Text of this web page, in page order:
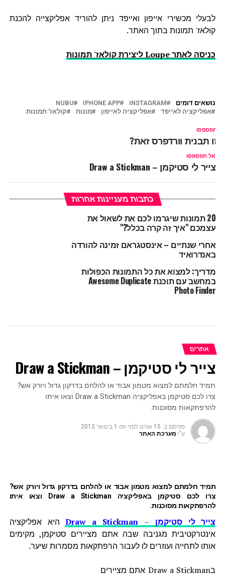
לבעלי מכשירי אייפון ואייפד ניתן להוריד אפליקצייה להכנת
קולאז' תמונות בתוך האתר.
כניסה לאתר Loupe ליצירת קולאז' תמונות
נושאים דומים INSTAGRAM
IPHONE APP
NUBU
אפליקציה לאייפד
אפליקציה לאייפון מונות קולאז' תמונות
תפספסו
תבנית וורדפרס זאת?
אל תפספסו
צייר לי סטיקמן – Draw a Stickman
כתבות מעניינות אחרות
20 תמונות שיגרמו לכם את לשאול את
עצמכם "איך זה קרה בכלל?"
אחרי שנתיים – אינסטגראם זמינה להורדה
באנדרואיד
מדריך: למצוא את כל התמונות הכפולות
במחשב עם תוכנת Awesome Duplicate
Photo Finder
אתרים
צייר לי סטיקמן – Draw a Stickman
תמיד חלמתם למצוא מטמון אבוד או להלחם בדרקון גדול ויורק אש?
צרו לכם סטיקמן באפליקציה Draw a Stickman וצאו איתו
להרפתקאות מסוכנות.
פורסם ב: 15 שנים לפני on 1 בינואר 2012
ע"י מערכת האתר
תמיד חלמתם למצוא מטמון אבוד או להלחם בדרקון גדול ויורק אש?
צרו לכם סטיקמן באפליקציה Draw a Stickman וצאו איתו
להרפתקאות מסוכנות.
צייר לי סטיקמן –
Draw a Stickmanהיא אפליקציה
אינטרקטיבית מגניבה שבה אתם מציירים סטיקמן, מקימים
אותו לתחייה ועוזרים לו לעבור הרפתקאות מסמרות שיער.
בDraw a Stickman אתם מציירים